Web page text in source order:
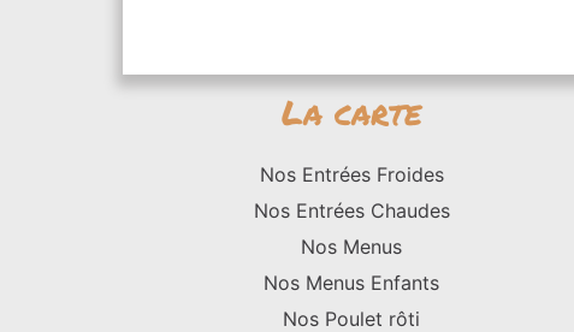
La carte
Nos Entrées Froides
Nos Entrées Chaudes
Nos Menus
Nos Menus Enfants
Nos Poulet rôti